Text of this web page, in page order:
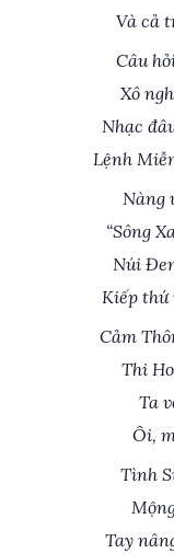
Và cả
Câu
Xô
Nhạc
Lệnh
Nàng
“Sông
Núi
Kiếp thứ
Cảm
Thi
Ta
Ôi,
Tình
Tay